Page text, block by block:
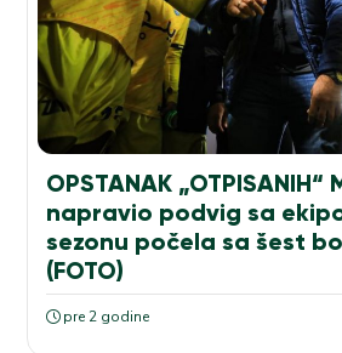
OPSTANAK „OTPISANIH“
napravio podvig sa
sezonu počela sa šest
(FOTO)
pre 2 godine